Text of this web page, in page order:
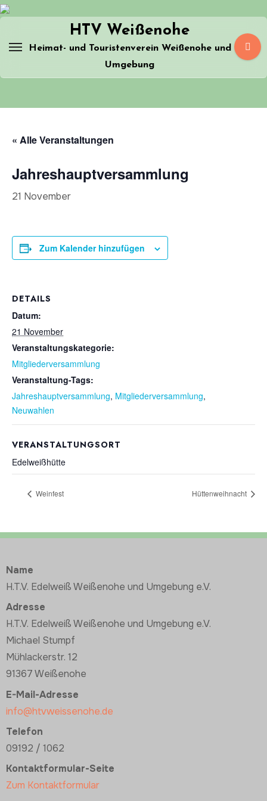
Zum
springen
HTV Weißenohe
Heimat- und Touristenverein Weißenohe und
Umgebung
« Alle Veranstaltungen
Jahreshauptversammlung
21 November
Zum Kalender hinzufügen
DETAILS
Datum:
21 November
Veranstaltungskategorie:
Mitgliederversammlung
Veranstaltung-Tags:
Jahreshauptversammlung, Mitgliederversammlung,
Neuwahlen
VERANSTALTUNGSORT
Edelweißhütte
Weinfest Hüttenweihnacht
Name
H.T.V. Edelweiß Weißenohe und Umgebung e.V.
Adresse
H.T.V. Edelweiß Weißenohe und Umgebung e.V.
Michael Stumpf
Mühlackerstr. 12
91367 Weißenohe
E-Mail-Adresse
info@htvweissenohe.de
Telefon
09192 / 1062
Kontaktformular-Seite
Zum Kontaktformular